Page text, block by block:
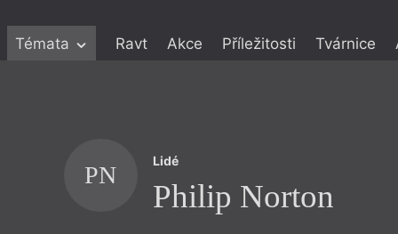
Témata Ravt Akce Příležitosti Tvárnice
PN Lidé
Philip Norton